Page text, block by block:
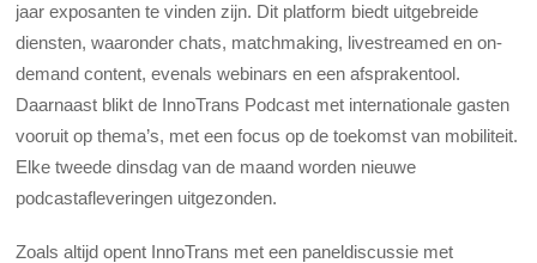
jaar exposanten te vinden zijn. Dit platform biedt uitgebreide
diensten, waaronder chats, matchmaking, livestreamed en on-
demand content, evenals webinars en een afsprakentool.
Daarnaast blikt de InnoTrans Podcast met internationale gasten
vooruit op thema’s, met een focus op de toekomst van mobiliteit.
Elke tweede dinsdag van de maand worden nieuwe
podcastafleveringen uitgezonden.
Zoals altijd opent InnoTrans met een paneldiscussie met